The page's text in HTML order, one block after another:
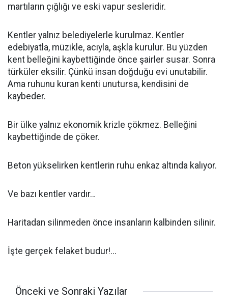
martıların çığlığı ve eski vapur sesleridir.
Kentler yalnız belediyelerle kurulmaz. Kentler
edebiyatla, müzikle, acıyla, aşkla kurulur. Bu yüzden
kent belleğini kaybettiğinde önce şairler susar. Sonra
türküler eksilir. Çünkü insan doğduğu evi unutabilir.
Ama ruhunu kuran kenti unutursa, kendisini de
kaybeder.
Bir ülke yalnız ekonomik krizle çökmez. Belleğini
kaybettiğinde de çöker.
Beton yükselirken kentlerin ruhu enkaz altında kalıyor.
Ve bazı kentler vardır…
Haritadan silinmeden önce insanların kalbinden silinir.
İşte gerçek felaket budur!...
Önceki ve Sonraki Yazılar